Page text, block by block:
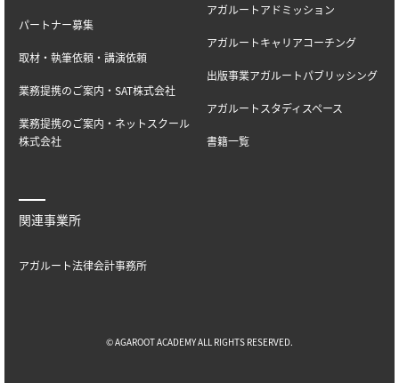
パートナー募集
取材・執筆依頼・講演依頼
業務提携のご案内・SAT株式会社
業務提携のご案内・ネットスクール
株式会社
アガルートアドミッション
アガルートキャリアコーチング
出版事業アガルートパブリッシング
アガルートスタディスペース
書籍一覧
関連事業所
アガルート法律会計事務所
© AGAROOT ACADEMY ALL RIGHTS RESERVED.